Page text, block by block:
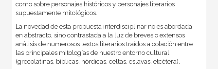
como sobre personajes históricos y personajes literarios
supuestamente mitológicos.
La novedad de esta propuesta interdisciplinar no es abordada
en abstracto, sino contrastada a la luz de breves o extensos
análisis de numerosos textos literarios traídos a colación entre
las principales mitologías de nuestro entorno cultural
(grecolatinas, bíblicas, nórdicas, celtas, eslavas, etcétera).